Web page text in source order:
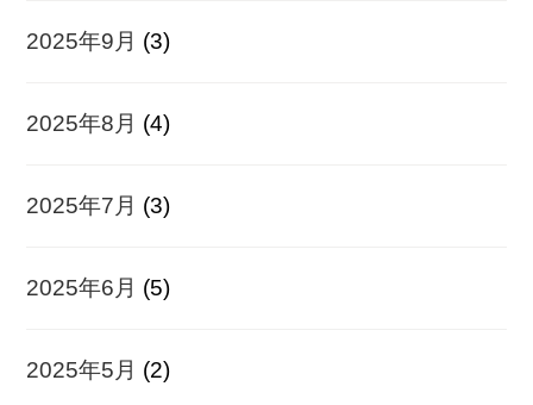
2025年9月 (3)
2025年8月 (4)
2025年7月 (3)
2025年6月 (5)
2025年5月 (2)